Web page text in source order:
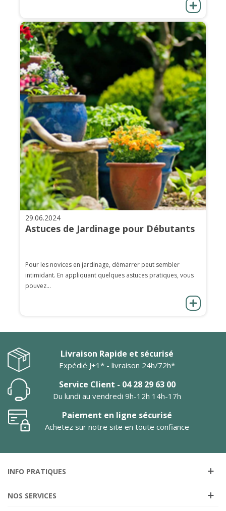
29.06.2024
Astuces de Jardinage pour Débutants
Pour les novices en jardinage, démarrer peut sembler
intimidant. En appliquant quelques astuces pratiques, vous
pouvez...
Livraison Rapide et sécurisé
Expédié J+1* - livraison 24h/72h*
Service Client - 04 28 29 63 00
Du lundi au vendredi 9h-12h 14h-17h
Paiement en ligne sécurisé
Achetez sur notre site en toute confiance
INFO PRATIQUES
NOS SERVICES